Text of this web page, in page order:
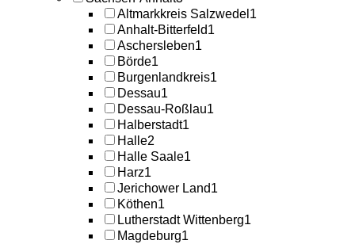
Altmarkkreis Salzwedel 1
Anhalt-Bitterfeld1
Aschersleben1
Börde1
Burgenlandkreis1
Dessau1
Dessau-Roßlau1
Halberstadt1
Halle2
Halle Saale1
Harz1
Jerichower Land1
Köthen1
Lutherstadt Wittenberg1
Magdeburg1